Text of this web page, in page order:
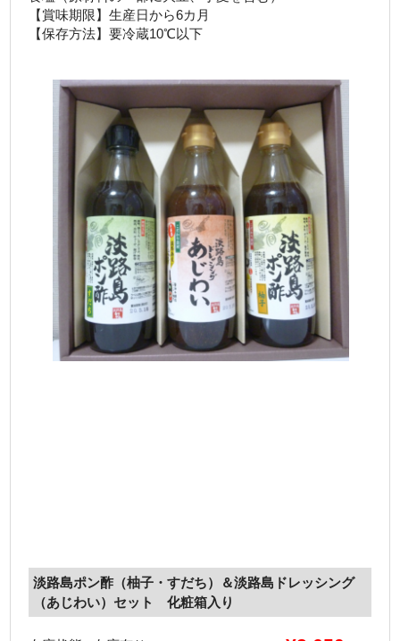
【賞味期限】生産日から6カ月
【保存方法】要冷蔵10℃以下
淡路島ポン酢（柚子・すだち）＆淡路島ドレッシング
（あじわい）セット 化粧箱入り